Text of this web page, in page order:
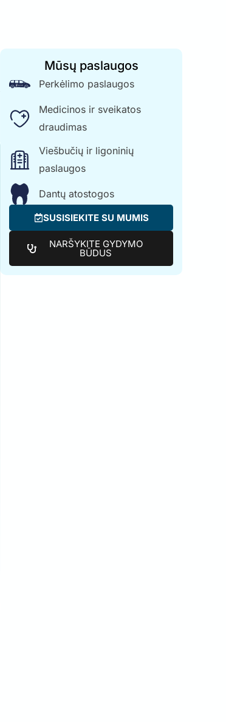
Mūsų paslaugos
Perkėlimo paslaugos
Medicinos ir sveikatos
draudimas
Viešbučių ir ligoninių
paslaugos
Dantų atostogos
SUSISIEKITE SU MUMIS
NARŠYKITE GYDYMO
BŪDUS